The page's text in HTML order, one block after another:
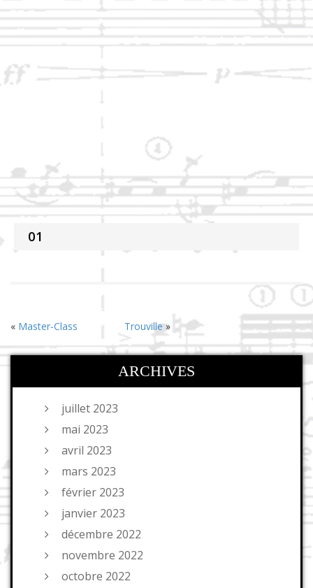
01
« Master-Class Trouville»
ARCHIVES
juillet 2023
mai 2023
avril 2023
mars 2023
février 2023
janvier 2023
décembre 2022
novembre 2022
octobre 2022